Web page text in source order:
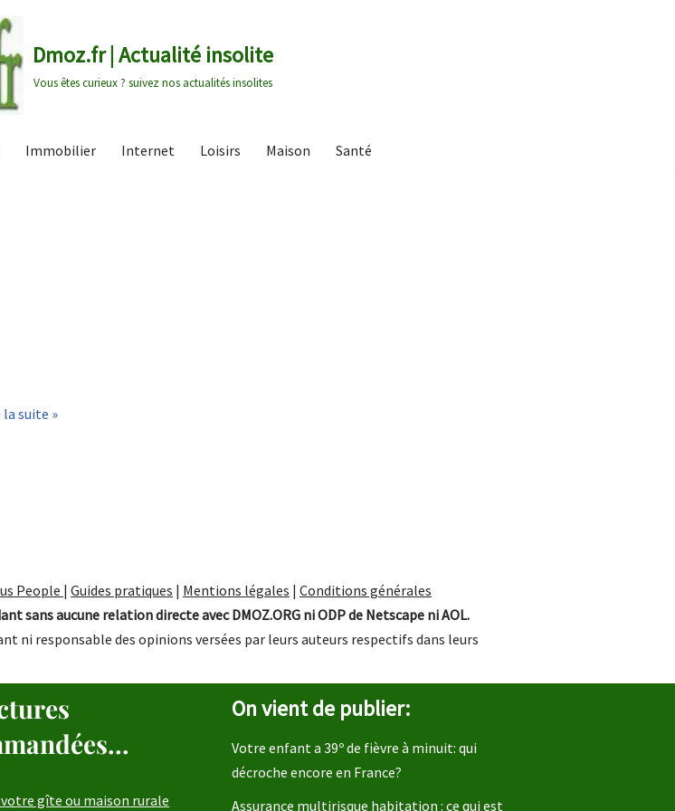
Dmoz.fr | Actualité insolite
Vous êtes curieux ? suivez nos actualités insolites
Immobilier Internet Loisirs Maison Santé
la suite »
People | Guides pratiques | Mentions légales | Conditions générales
sans aucune relation directe avec DMOZ.ORG ni ODP de Netscape ni AOL.
ni responsable des opinions versées par leurs auteurs respectifs dans leurs
gîte ou maison rurale
On vient de publier:
Votre enfant a 39º de fièvre à minuit: qui
décroche encore en France?
Assurance multirisque habitation : ce qui est